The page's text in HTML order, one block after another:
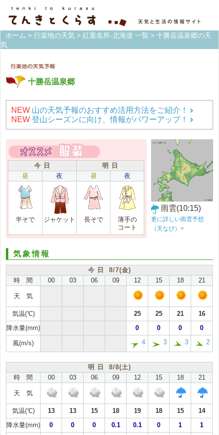
ホーム > 行楽地の天気 > 紅葉名所-北海道 一覧 > 十勝岳温泉郷の天
気
十勝岳温泉郷
NEW 山の天気予報のおすすめ活用方法をご紹介！
NEW 登山シーズンに向け、情報がパワーアップ！
今 日
明 日
昼
夜 昼 夜
半そで ジャケット 長そで
薄手の
コート
雨雲(10:15)
更に詳しい雨雲予想
（天なび）>
気象情報
今 日 8/7(金)
時 間
00 03 06 09 12 15 18 21
天 気
気温(℃) 25 25 21
16
降水量(mm)
0 0 0 0
風(m/s) 4 3 3 2
明 日 8/8(土)
時 間
00 03 06 09 12 15 18 21
天 気
気温(℃) 13 13 15 18 19 18 15
14
降水量(mm)
0 0 0 0.1 0.1 0 1 1